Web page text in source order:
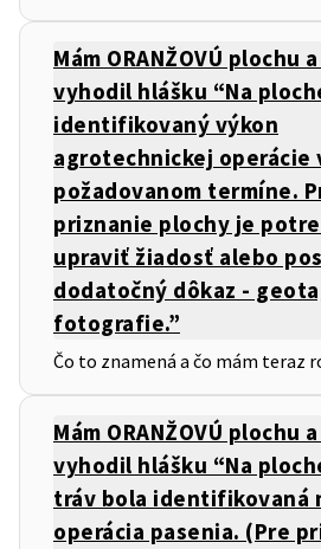
Mám ORANŽOVÚ plochu
vyhodil hlášku “Na
identifikovaný výkon
agrotechnickej operácie
požadovanom termíne.
priznanie plochy je
upraviť žiadosť alebo
dodatočný dôkaz -
fotografie.”
Čo to znamená a čo mám teraz
Mám ORANŽOVÚ plochu
vyhodil hlášku “Na
tráv bola identifikovaná
operácia pasenia. (Pre